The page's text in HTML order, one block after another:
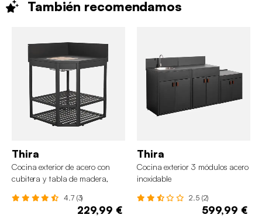
También recomendamos
Thira
Cocina exterior de acero con
cubitera y tabla de madera,
4.7 (3)
229,99 €
Thira
Cocina exterior 3 módulos acero
inoxidable
2.5 (2)
599,99 €